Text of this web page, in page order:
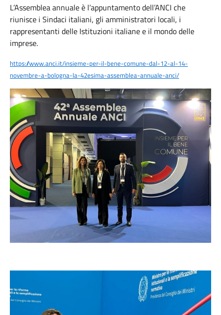
L’Assemblea annuale è l’appuntamento dell’ANCI che
riunisce i Sindaci italiani, gli amministratori locali, i
rappresentanti delle Istituzioni italiane e il mondo delle
imprese.
https://www.anci.it/insieme-per-il-bene-comune-dal-12-al-14-
novembre-a-bologna-la-42esima-assemblea-annuale-anci/